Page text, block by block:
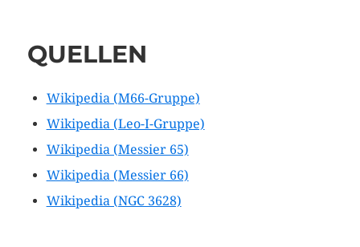
QUELLEN
Wikipedia (M66-Gruppe)
Wikipedia (Leo-I-Gruppe)
Wikipedia (Messier 65)
Wikipedia (Messier 66)
Wikipedia (NGC 3628)